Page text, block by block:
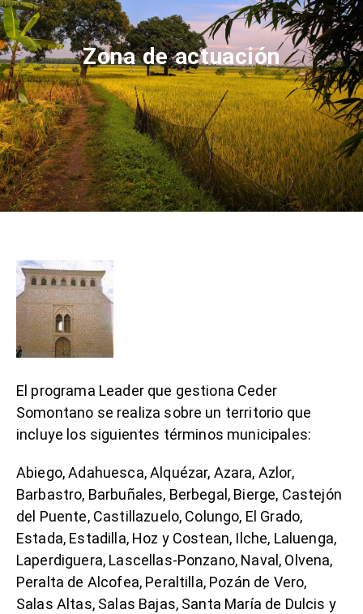
Zona de actuación
El programa Leader que gestiona Ceder
Somontano se realiza sobre un territorio que
incluye los siguientes términos municipales:
Abiego, Adahuesca, Alquézar, Azara, Azlor,
Barbastro, Barbuñales, Berbegal, Bierge, Castejón
del Puente, Castillazuelo, Colungo, El Grado,
Estada, Estadilla, Hoz y Costean, Ilche, Laluenga,
Laperdiguera, Lascellas-Ponzano, Naval, Olvena,
Peralta de Alcofea, Peraltilla, Pozán de Vero,
Salas Altas, Salas Bajas, Santa María de Dulcis y